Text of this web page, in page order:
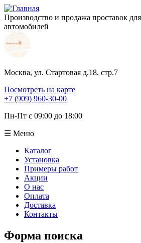
Производство и продажа проставок
автомобилей
Москва, ул. Стартовая д.18, стр.7
Посмотреть на карте
+7 (909) 960-30-00
Пн-Пт с 09:00 до 18:00
☰ Меню
Каталог
Установка
Примеры работ
Акции
О нас
Оплата
Доставка
Контакты
Форма поиска